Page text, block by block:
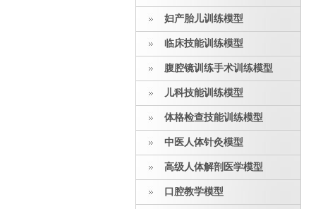
妇产胎儿训练模型
临床技能训练模型
腹腔镜训练手术训练模型
儿科技能训练模型
体格检查技能训练模型
中医人体针灸模型
高级人体解剖医学模型
口腔教学模型